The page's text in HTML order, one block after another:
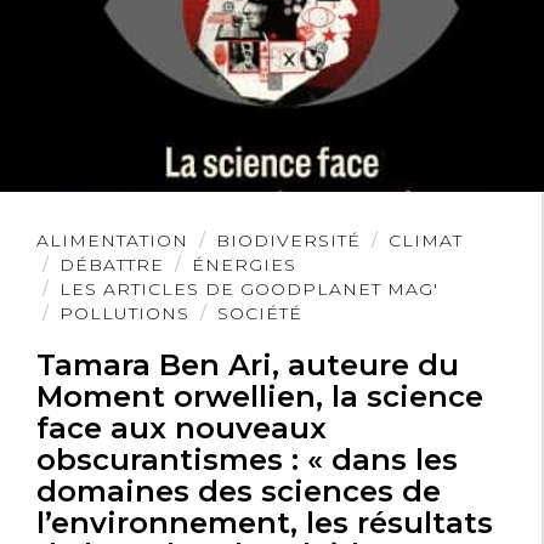
est compromise. Pour toutes ces
raisons, il serait sain de supprimer la
Michel CERF 14 juin 2020
Il est illusoire de croire que l’on va
supprimer la publicité , les
consommateurs sont irresponsables et
ils en redemandent , hélas .
ALIMENTATION BIODIVERSITÉ
CLIMAT
DÉBATTRE
ÉNERGIES
LES ARTICLES DE GOODPLANET MAG'
POLLUTIONS
SOCIÉTÉ
Tamara Ben Ari, auteure du
Moment orwellien, la science
face aux nouveaux
obscurantismes : « dans les
domaines des sciences de
l’environnement, les résultats
Lire
l'article